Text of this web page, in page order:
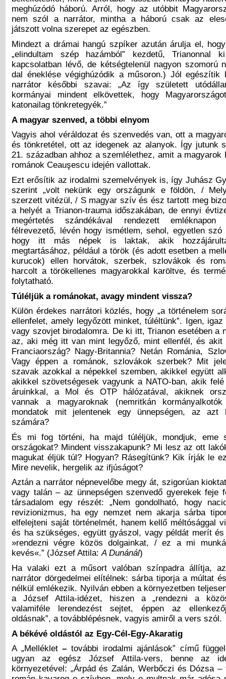
meghúzódó háború. Arról, hogy az utóbbit
nem szól a narrátor, mintha a háború csak az
játszott volna szerepet az egészben.
Mindezt a drámai hangú szpíker azután árulja el,
„elindultam szép hazámból” kezdetű, Trianonnal
kapcsolatban lévő, de kétségtelenül nagyon szomorú
dal éneklése végighúzódik a műsoron.) Jól
narrátor későbbi szavai: „Az így született
kormányai mindent elkövettek, hogy
katonailag tönkretegyék.”
A magyar szenved, a többi elnyom
Vagyis ahol véráldozat és szenvedés van, ott a
és tönkretétel, ott az idegenek az alanyok. Így jutunk
21. században ahhoz a szemlélethez, amit a magyarok
románok Ceauşescu idején vallottak.
Ezt erősítik az irodalmi szemelvények is, így Juhász
szerint „volt nekünk egy országunk e földön, /
szerzett vitézül, / S magyar szív és ész tartott meg
a helyét a Trianon-trauma időszakában, de ennyi
megértetés szándékával rendezett
félrevezető, lévén hogy ismétlem, sehol, egyetlen
hogy itt más népek is laktak, akik
megtartásához, például a török (és adott esetben a
kurucok) ellen horvátok, szerbek, szlovákok és
harcolt a törökellenes magyarokkal karöltve, és
folytatható.
Túléljük a románokat, avagy mindent vissza?
Külön érdekes narrátori közlés, hogy „a történelem
ellenfelet, amely legyőzött minket, túléltünk”. Igen,
vagy szovjet birodalomra. De ki itt, Trianon esetében a
az, aki még itt van mint legyőző, mint ellenfél, és akit
Franciaország? Nagy-Britannia? Netán Románia,
Vagy éppen a románok, szlovákok szerbek? Mit
szavak azokkal a népekkel szemben, akikkel együtt
akikkel szövetségesek vagyunk a NATO-ban, akik
áruinkkal, a Mol és OTP hálózatával, akiknek
vannak a magyaroknak (nemritkán
mondatok mit jelentenek egy ünnepségen, az azt
számára?
És mi fog történi, ha majd túléljük, mondjuk, eme
országokat? Mindent visszakapunk? Mi lesz az ott
magukat éljük túl? Hogyan? Rásegítünk? Kik írják le
Mire nevelik, hergelik az ifjúságot?
Aztán a narrátor népnevelőbe megy át, szigorúan
vagy talán – az ünnepségen szenvedő gyerekek feje
társadalom egy részét: „Nem gondolható, hogy
revizionizmus, ha egy nemzet nem akarja sárba
elfelejteni saját történelmét, hanem kellő méltósággal
és ha szükséges, együtt gyászol, vagy példát merít
»rendezni végre közös dolgainkat, / ez a mi
kevés«.” (József Attila:A Dunánál)
Ha valaki ezt a műsort valóban színpadra állítja,
narrátor dörgedelmei elítélnek: sárba tiporja a múltat
nélkül emlékezik. Nyilván ebben a környezetben
a József Attila-idézet, hiszen a „rendezni a
valamiféle lerendezést sejtet, éppen az
oldásnak”, a továbblépésnek, vagyis amiről a vers szól.
A békévé oldástól az Egy-Cél-Egy-Akaratig
A „Melléklet– további irodalmi ajánlások” című
ugyanaz egész József Attila-vers, benne az
környezetével: „Árpád és Zalán, Werbőczi és Dózsa –